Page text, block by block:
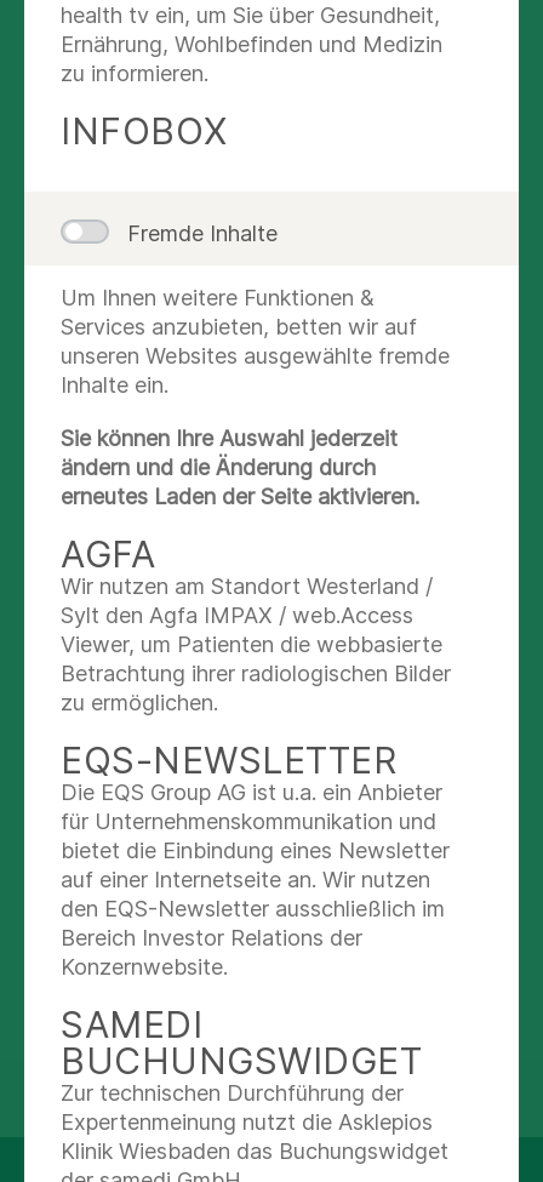
PODCASTS & VIDEOS
Tipps: Darauf sollten Sie beim Einkaufen
Podcast: Die Rolle der Ernährung bei
Neudoramitis
Podcast: Mit der richtigen Ernährung zu
besserer Haut?
Artikel: Nahrungsergänzungsmittel - weder
schädlich noch nützlich
Digitale Sprechstunde: Erkältungszeit: Wie
KONTAKT
Facharztzentrum an der Kampnagelfabrik
Praxis für Ernährungsberatung
Jarrestraße 2-6
22303 Hamburg
Terminvereinbarung
Telefon: (040) 181215-220
Praxis-Websitemit Terminvereinbarung
teilen tweet
health tv ein, um Sie über Gesundheit,
Ernährung, Wohlbefinden und Medizin
zu informieren.
INFOBOX
Fremde Inhalte
Um Ihnen weitere Funktionen &
Services anzubieten, betten wir auf
unseren Websites ausgewählte fremde
Inhalte ein.
Sie können Ihre Auswahl jederzeit
ändern und die Änderung durch
erneutes Laden der Seite aktivieren.
AGFA
Wir nutzen am Standort Westerland /
Sylt den Agfa IMPAX / web.Access
Viewer, um Patienten die webbasierte
Betrachtung ihrer radiologischen Bilder
zu ermöglichen.
EQS-NEWSLETTER
Die EQS Group AG ist u.a. ein Anbieter
für Unternehmenskommunikation und
bietet die Einbindung eines Newsletter
auf einer Internetseite an. Wir nutzen
den EQS-Newsletter ausschließlich im
Bereich Investor Relations der
Konzernwebsite.
SAMEDI
BUCHUNGSWIDGET
Zur technischen Durchführung der
Expertenmeinung nutzt die Asklepios
Klinik Wiesbaden das Buchungswidget